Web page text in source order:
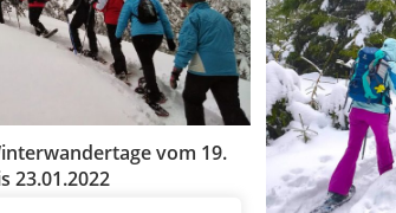
vom 19.
23.01.2022